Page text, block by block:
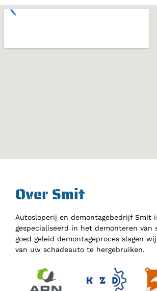
Over Smit
Autosloperij en demontagebedrijf Smit
gespecialiseerd in het demonteren van
goed geleid demontageproces slagen
van uw schadeauto te hergebruiken.